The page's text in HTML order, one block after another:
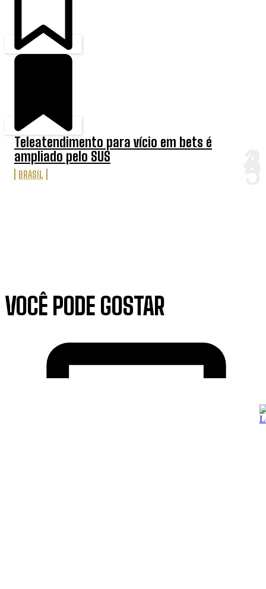
Teleatendimento para vício em bets é
ampliado pelo SUS
BRASIL
VOCÊ PODE GOSTAR